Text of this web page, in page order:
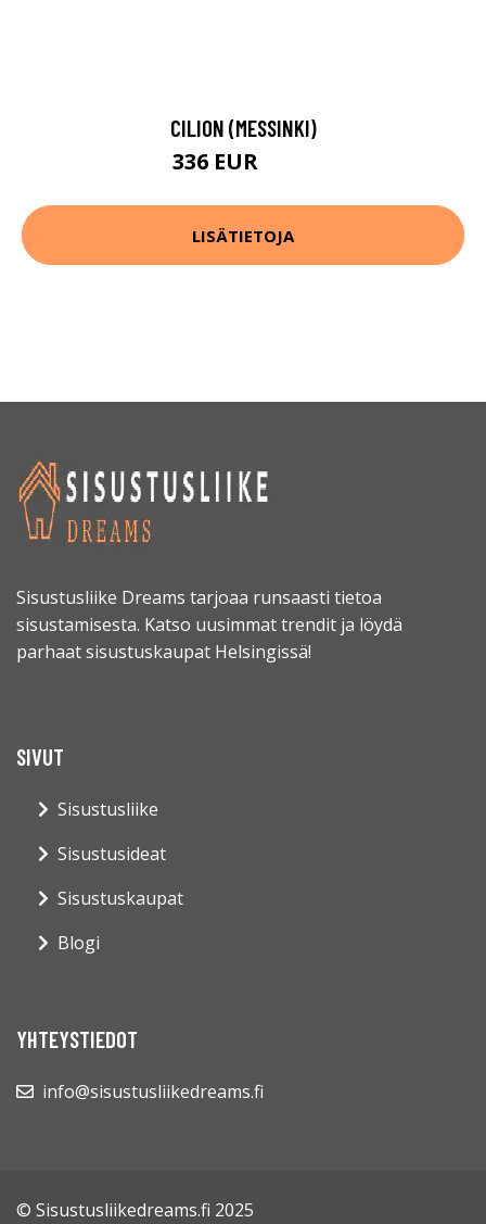
CILION (MESSINKI)
336 EUR
LISÄTIETOJA
Sisustusliike Dreams tarjoaa runsaasti tietoa
sisustamisesta. Katso uusimmat trendit ja löydä
parhaat sisustuskaupat Helsingissä!
SIVUT
Sisustusliike
Sisustusideat
Sisustuskaupat
Blogi
YHTEYSTIEDOT
info@sisustusliikedreams.fi
© Sisustusliikedreams.fi 2025